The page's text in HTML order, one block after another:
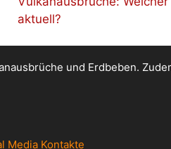
aktuell?
und Erdbeben.
Media Kontakte